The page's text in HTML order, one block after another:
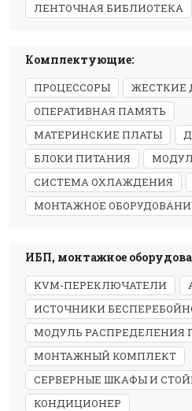
ЛЕНТОЧНАЯ БИБЛИОТЕКА
Комплектующие:
ПРОЦЕССОРЫ
ЖЕСТКИЕ
ОПЕРАТИВНАЯ ПАМЯТЬ
МАТЕРИНСКИЕ ПЛАТЫ
БЛОКИ ПИТАНИЯ
СИСТЕМА ОХЛАЖДЕНИЯ
МОНТАЖНОЕ
ИБП, монтажное
KVM-ПЕРЕКЛЮЧАТЕЛИ
ИСТОЧНИКИ
МОДУЛЬ РАСПРЕДЕЛЕНИЯ
МОНТАЖНЫЙ КОМПЛЕКТ
СЕРВЕРНЫЕ ШКАФЫ И
КОНДИЦИОНЕР